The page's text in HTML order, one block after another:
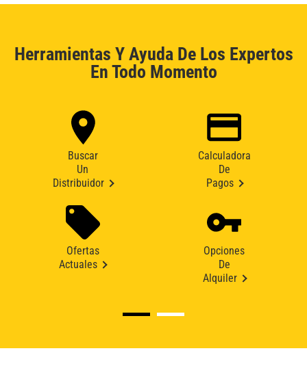
Herramientas Y Ayuda De Los Expertos
En Todo Momento
Buscar
Un
Distribuidor
Calculadora
De
Pagos
Ofertas
Actuales
Opciones
De
Alquiler